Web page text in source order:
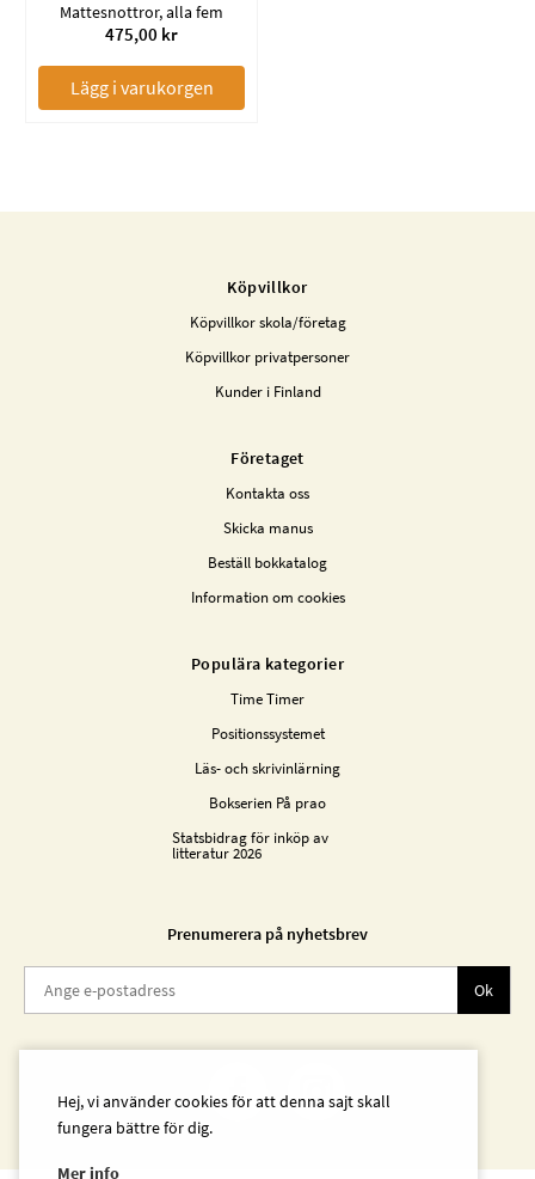
Mattesnottror, alla fem
475,00 kr
Lägg i varukorgen
Köpvillkor
Köpvillkor skola/företag
Köpvillkor privatpersoner
Kunder i Finland
Företaget
Kontakta oss
Skicka manus
Beställ bokkatalog
Information om cookies
Populära kategorier
Time Timer
Positionssystemet
Läs- och skrivinlärning
Bokserien På prao
Statsbidrag för inköp av
litteratur 2026
Prenumerera på nyhetsbrev
Ok
Hej, vi använder cookies för att denna sajt skall
fungera bättre för dig.
Mer info